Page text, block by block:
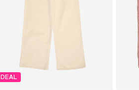
DEAL